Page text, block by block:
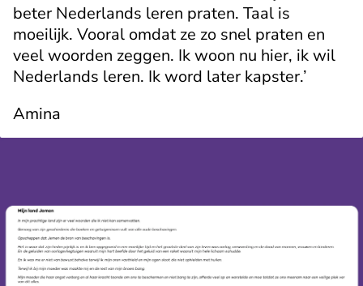
beter Nederlands leren praten. Taal is
moeilijk. Vooral omdat ze zo snel praten en
veel woorden zeggen. Ik woon nu hier, ik wil
Nederlands leren. Ik word later kapster.’
Amina